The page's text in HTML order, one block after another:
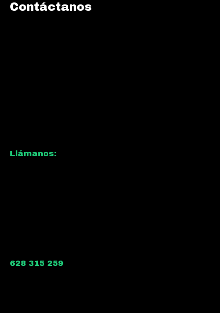
Contáctanos
Llámanos:
628 315 259